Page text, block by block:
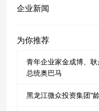
企业新闻
为你推荐
青年企业家金成博、
总统奥巴马
黑龙江微众投资集团“